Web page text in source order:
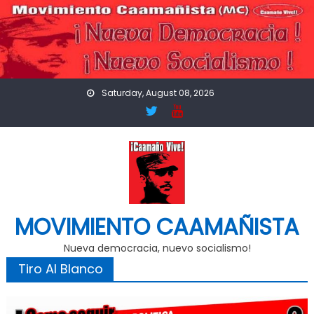
Skip
to
content
Saturday, August 08, 2026
MOVIMIENTO CAAMAÑISTA
Nueva democracia, nuevo socialismo!
Tiro Al Blanco